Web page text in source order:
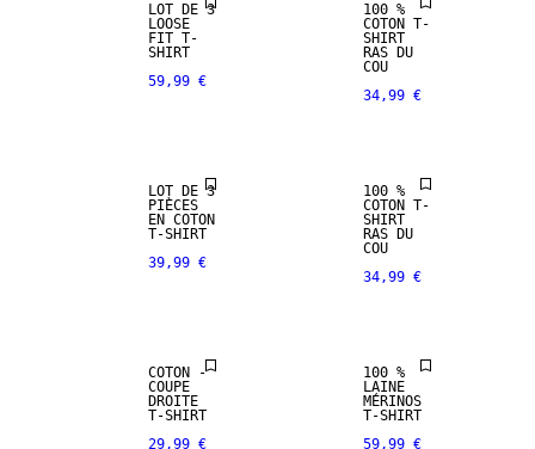
LOT DE 3
LOOSE
FIT T-
SHIRT
59,99 €
100 %
COTON T-
SHIRT
RAS DU
COU
34,99 €
LOT DE 3
PIÈCES
EN COTON
T-SHIRT
39,99 €
100 %
COTON T-
SHIRT
RAS DU
COU
34,99 €
COTON -
COUPE
DROITE
T-SHIRT
29,99 €
PREMIUM
SELECTION
100 % LAINE
100 %
LAINE
MÉRINOS
T-SHIRT
59,99 €